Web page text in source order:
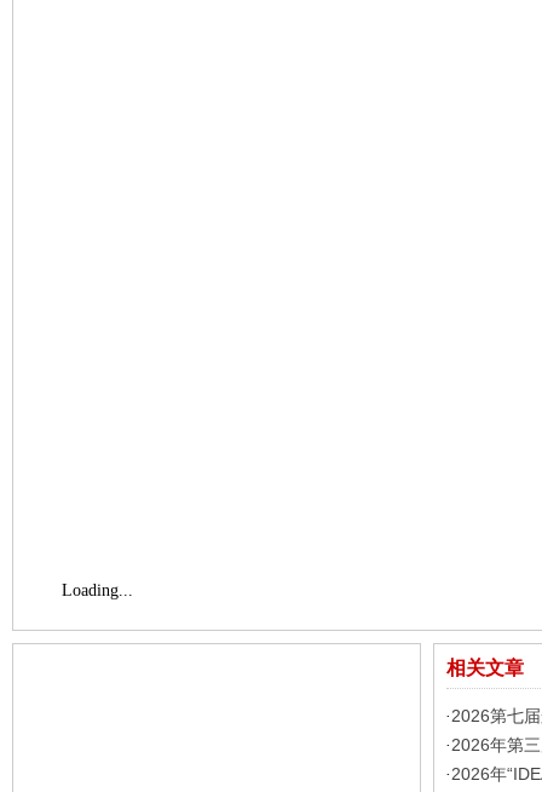
Loading...
相关文章
· 2026第七
· 2026年第
· 2026年